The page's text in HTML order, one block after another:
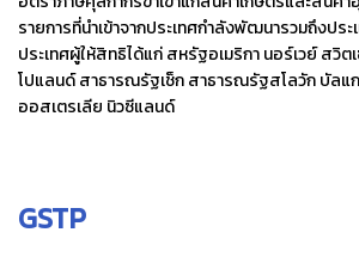
รายการที่นำเข้าจากประเทศกำลังพัฒนารวมถึงปร
ประเทศผู้ให้สิทธิได้แก่ สหรัฐอเมริกา นอร์เวย์ สวิ
โปแลนด์ สาธารณรัฐเช็ก สาธารณรัฐสโลวัก บัลแ
ออสเตรเลีย นิวซีแลนด์
GSTP